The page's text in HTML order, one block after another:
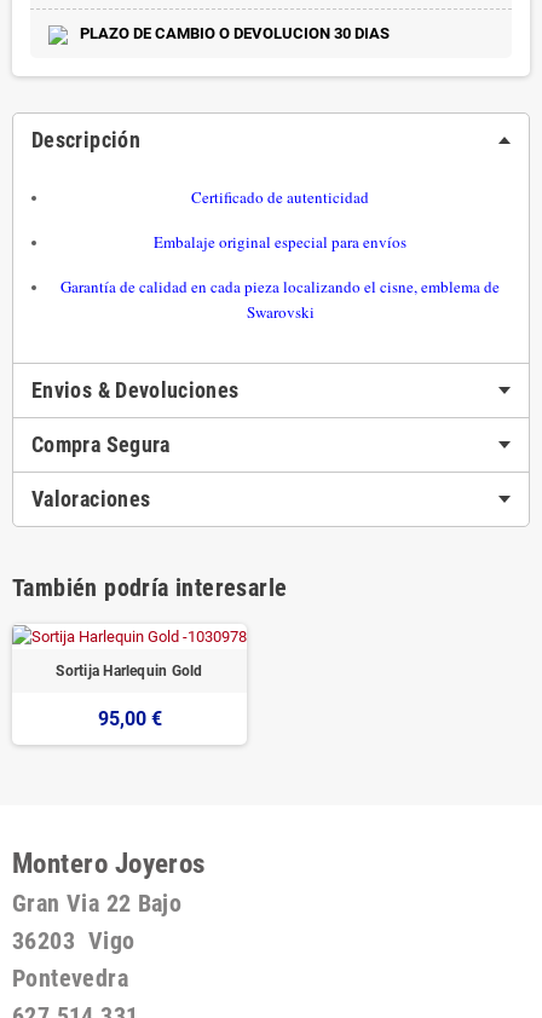
PLAZO DE CAMBIO O DEVOLUCION 30 DIAS
Descripción
Certificado de autenticidad
Embalaje original especial para envíos
Garantía de calidad en cada pieza localizando el cisne, emblema de
Swarovski
Envios & Devoluciones
Compra Segura
Valoraciones
También podría interesarle
Sortija Harlequin Gold
95,00 €
Montero Joyeros
Gran Via 22 Bajo
36203 Vigo
Pontevedra